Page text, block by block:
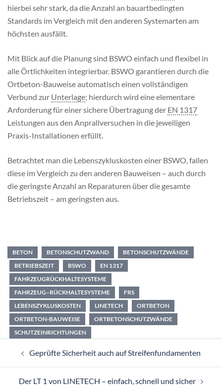
hierbei sehr stark, da die Anzahl an bauartbedingten
Standards im Vergleich mit den anderen Systemarten am
höchsten ausfällt.
Mit Blick auf die Planung sind BSWO einfach und flexibel in
alle Örtlichkeiten integrierbar. BSWO garantieren durch die
Ortbeton-Bauweise automatisch einen vollständigen
Verbund zur Unterlage; hierdurch wird eine elementare
Anforderung für einer sichere Übertragung der EN 1317
Leistungen aus den Anprallversuchen in die jeweiligen
Praxis-Installationen erfüllt.
Betrachtet man die Lebenszykluskosten einer BSWO, fallen
diese im Vergleich zu den anderen Bauweisen – auch durch
die geringste Anzahl an Reparaturen über die gesamte
Betriebszeit – am geringsten aus.
BETON BETONSCHUTZWAND
BETONSCHUTZWÄNDE
BETRIEBSZEIT
BSWO
EN 1317
FAHRZEUGRÜCKHALTESYSTEME
FAHRZEUG–RÜCKHALTESYSTEME
FRS
LEBENSZYKLUSKOSTEN
LINETECH
ORTBETON
ORTBETON-BAUWEISE
ORTBETONSCHUTZWÄNDE
SCHUTZEINRICHTUNGEN
Geprüfte Sicherheit auch auf Streifenfundamenten
Der LT 1 von LINETECH – einfach, schnell und sicher